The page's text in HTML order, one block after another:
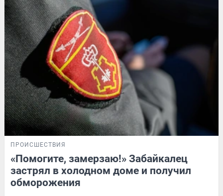
ПРОИСШЕСТВИЯ
«Помогите, замерзаю!» Забайкалец
застрял в холодном доме и получил
обморожения